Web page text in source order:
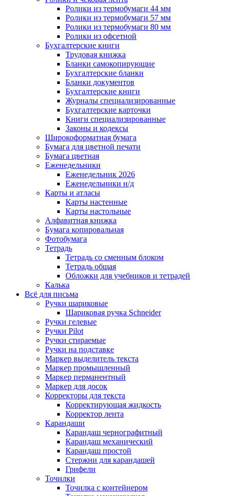
Ролики из термобумаги 44 мм
Ролики из термобумаги 57 мм
Ролики из термобумаги 80 мм
Ролики из офсетной
Бухгалтерские книги
Трудовая книжка
Бланки самокопирующие
Бухгалтерские бланки
Бланки документов
Бухгалтерские книги
Журналы специализированные
Бухгалтерские карточки
Книги специализированные
Законы и кодексы
Широкоформатная бумага
Бумага для цветной печати
Бумага цветная
Еженедельники
Еженедельник 2026
Еженедельники н/д
Карты и атласы
Карты настенные
Карты настольные
Алфавитная книжка
Бумага копировальная
Фотобумага
Тетрадь
Тетрадь со сменным блоком
Тетрадь общая
Обложки для учебников и тетрадей
Калька
Всё для письма
Ручки шариковые
Шариковая ручка Schneider
Ручки гелевые
Ручки Pilot
Ручки стираемые
Ручки на подставке
Маркер выделитель текста
Маркер промышленный
Маркер перманентный
Маркер для досок
Корректоры для текста
Корректирующая жидкость
Корректор лента
Карандаши
Карандаш чернографитный
Карандаш механический
Карандаш простой
Стержни для карандашей
Грифели
Точилки
Точилка с контейнером